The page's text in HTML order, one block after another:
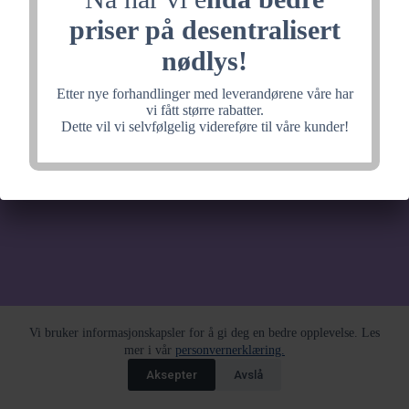
priser på desentralisert
nødlys!
Etter nye forhandlinger med leverandørene våre har
vi fått større rabatter.
Dette vil vi selvfølgelig videreføre til våre kunder!
Vi bruker informasjonskapsler for å gi deg en bedre opplevelse. Les
mer i vår personvernerklæring.
Aksepter
Avslå
noe fantastisk, velkommen
tilbake litt senere.